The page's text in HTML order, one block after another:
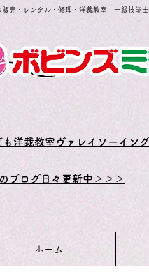
販売・レンタル・修理・洋裁教室 一級技能
も洋裁教室ヴァレイソーイン
ブログ日々更新中＞＞＞
ホーム